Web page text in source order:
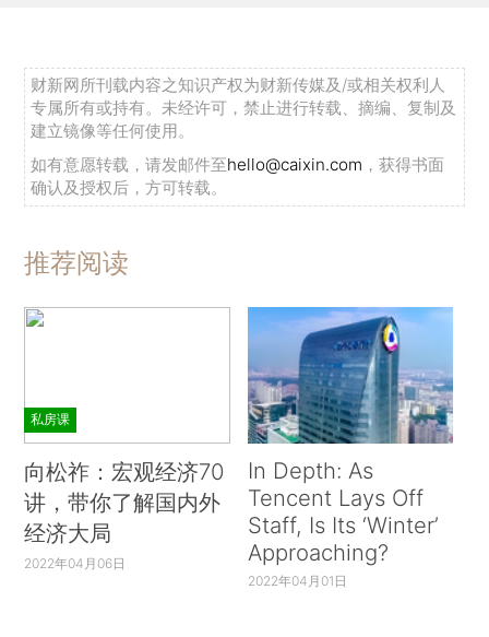
财新网所刊载内容之知识产权为财新传媒及/或相关权利人
专属所有或持有。未经许可，禁止进行转载、摘编、复制及
建立镜像等任何使用。
如有意愿转载，请发邮件至hello@caixin.com ，获得书面
确认及授权后，方可转载。
推荐阅读
私房课
向松祚：宏观经济70
讲，带你了解国内外
经济大局
2022年04月06日
In Depth: As
Tencent Lays Off
Staff, Is Its ‘Winter’
Approaching?
2022年04月01日